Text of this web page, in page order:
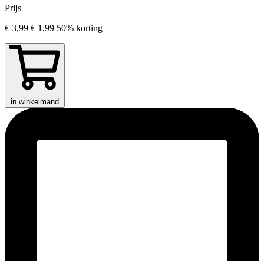
Prijs
€ 3,99 € 1,99 50% korting
in winkelmand